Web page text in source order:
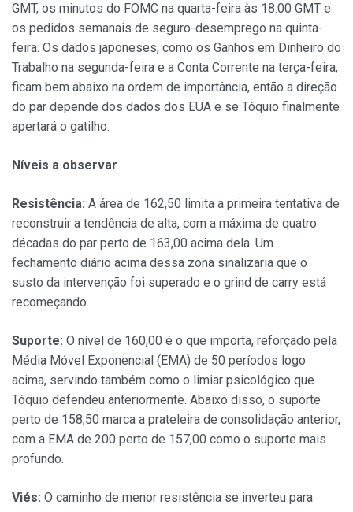
GMT, os minutos do FOMC na quarta-feira às 18:00 GMT e
os pedidos semanais de seguro-desemprego na quinta-
feira. Os dados japoneses, como os Ganhos em Dinheiro do
Trabalho na segunda-feira e a Conta Corrente na terça-feira,
ficam bem abaixo na ordem de importância, então a direção
do par depende dos dados dos EUA e se Tóquio finalmente
apertará o gatilho.
Níveis a observar
Resistência: A área de 162,50 limita a primeira tentativa de
reconstruir a tendência de alta, com a máxima de quatro
décadas do par perto de 163,00 acima dela. Um
fechamento diário acima dessa zona sinalizaria que o
susto da intervenção foi superado e o grind de carry está
recomeçando.
Suporte: O nível de 160,00 é o que importa, reforçado pela
Média Móvel Exponencial (EMA) de 50 períodos logo
acima, servindo também como o limiar psicológico que
Tóquio defendeu anteriormente. Abaixo disso, o suporte
perto de 158,50 marca a prateleira de consolidação anterior,
com a EMA de 200 perto de 157,00 como o suporte mais
profundo.
Viés: O caminho de menor resistência se inverteu para